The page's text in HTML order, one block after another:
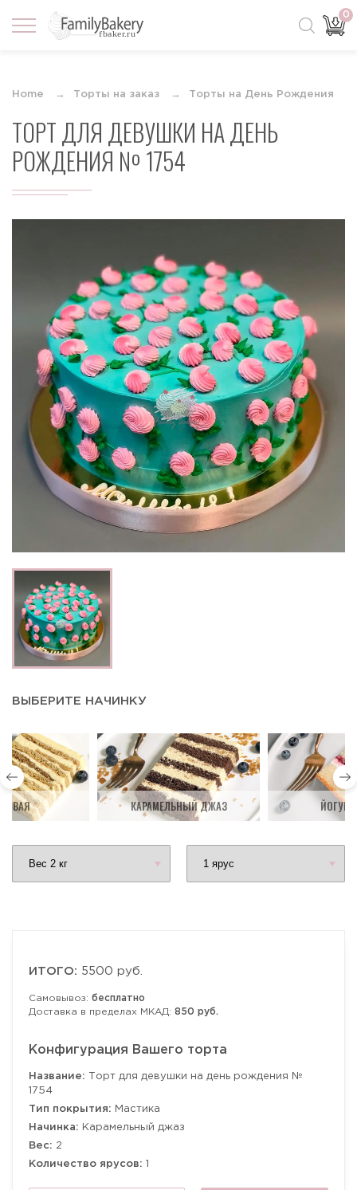
0
Home Торты на заказ Торты на День Рождения
ТОРТ ДЛЯ ДЕВУШКИ НА ДЕНЬ
РОЖДЕНИЯ № 1754
ВЫБЕРИТЕ НАЧИНКУ
КАРАМЕЛЬНЫЙ ДЖАЗ
ИТОГО: 5500 руб.
Самовывоз: бесплатно
Доставка в пределах МКАД: 850 руб.
Конфигурация Вашего торта
Название:
Торт для девушки на день рождения №
1754
Тип покрытия: Мастика
Начинка: Карамельный джаз
Вес: 2
Количество ярусов: 1